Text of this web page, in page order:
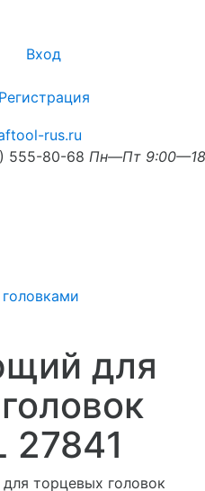
Вход
Регистрация
555-80-68 Пн—Пт
для
27841